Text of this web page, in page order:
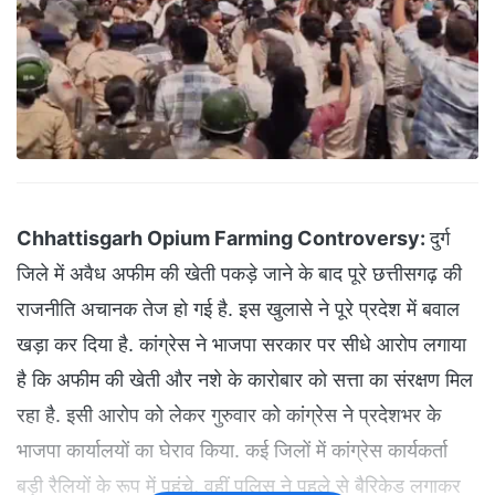
Chhattisgarh Opium Farming Controversy:दुर्ग
जिले में अवैध अफीम की खेती पकड़े जाने के बाद पूरे छत्तीसगढ़ की
राजनीति अचानक तेज हो गई है. इस खुलासे ने पूरे प्रदेश में बवाल
खड़ा कर दिया है. कांग्रेस ने भाजपा सरकार पर सीधे आरोप लगाया
है कि अफीम की खेती और नशे के कारोबार को सत्ता का संरक्षण मिल
रहा है. इसी आरोप को लेकर गुरुवार को कांग्रेस ने प्रदेशभर के
भाजपा कार्यालयों का घेराव किया. कई जिलों में कांग्रेस कार्यकर्ता
बड़ी रैलियों के रूप में पहुंचे, वहीं पुलिस ने पहले से बैरिकेड लगाकर